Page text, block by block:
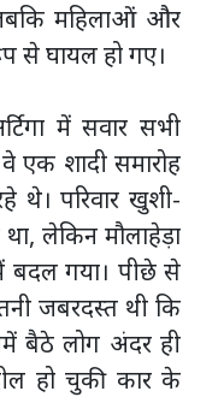
महिलाओं और
से घायल हो गए।
में सवार सभी
एक शादी समारोह
थे। परिवार खुशी-
लेकिन मौलाहेड़ा
बदल गया। पीछे से
जबरदस्त थी कि
बैठे लोग अंदर ही
हो चुकी कार के